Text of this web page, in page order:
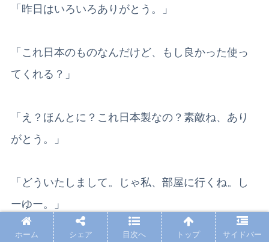
「昨日はいろいろありがとう。」
「これ日本のものなんだけど、もし良かった使っ
てくれる？」
「え？ほんとに？これ日本製なの？素敵ね、あり
がとう。」
「どういたしまして。じゃ私、部屋に行くね。し
ーゆー。」
「しーゆー。」
ホーム シェア 目次へ トップ サイドバー